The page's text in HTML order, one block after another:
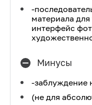
-
материала
интерфейс
Минусы
-заблуждение
(не для